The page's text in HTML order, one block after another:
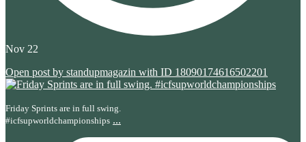
Nov 22
Open post by standupmagazin with ID 18090174616502201
Friday Sprints are in full swing.
#icfsupworldchampionships ...